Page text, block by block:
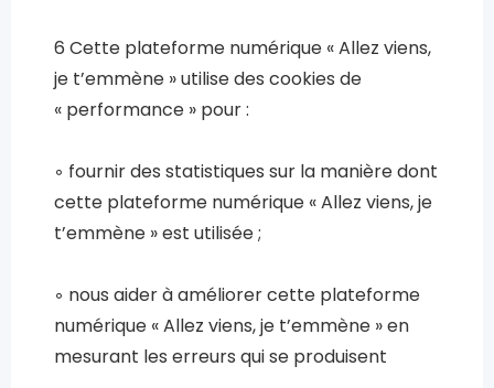
6 Cette plateforme numérique « Allez viens,
je t’emmène » utilise des cookies de
« performance » pour :
◦ fournir des statistiques sur la manière dont
cette plateforme numérique « Allez viens, je
t’emmène » est utilisée ;
◦ nous aider à améliorer cette plateforme
numérique « Allez viens, je t’emmène » en
mesurant les erreurs qui se produisent